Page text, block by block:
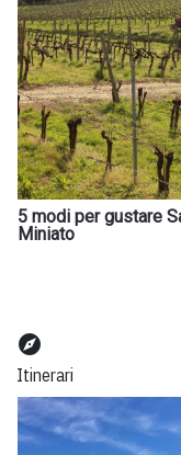
5 modi per gustare
Miniato
explore
Itinerari